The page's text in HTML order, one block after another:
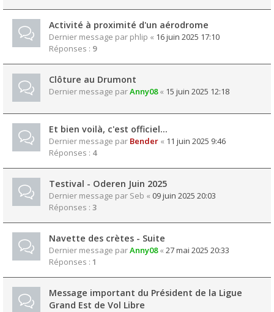
Activité à proximité d'un aérodrome
Dernier message par phlip « 16 juin 2025 17:10
Réponses : 9
Clôture au Drumont
Dernier message parAnny08« 15 juin 2025 12:18
Et bien voilà, c'est officiel...
Dernier message par Bender « 11 juin 2025 9:46
Réponses : 4
Testival - Oderen Juin 2025
Dernier message par Seb « 09 juin 2025 20:03
Réponses : 3
Navette des crètes - Suite
Dernier message parAnny08« 27 mai 2025 20:33
Réponses : 1
Message important du Président de la Ligue
Grand Est de Vol Libre